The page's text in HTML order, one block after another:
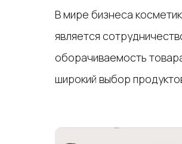
В мире бизнеса
является
оборачиваемость
широкий выбор